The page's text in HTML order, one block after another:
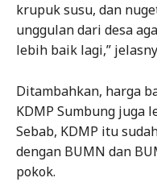
krupuk susu, dan
unggulan dari desa
lebih baik lagi,”
Ditambahkan, harga
KDMP Sumbung juga
Sebab, KDMP itu
dengan BUMN dan
pokok.